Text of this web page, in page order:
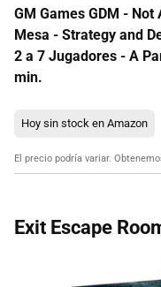
GM Games GDM -
Mesa - Strategy and
2 a 7 Jugadores - A
min.
Hoy sin stock en Amazon
El precio podría variar.
Exit Escape